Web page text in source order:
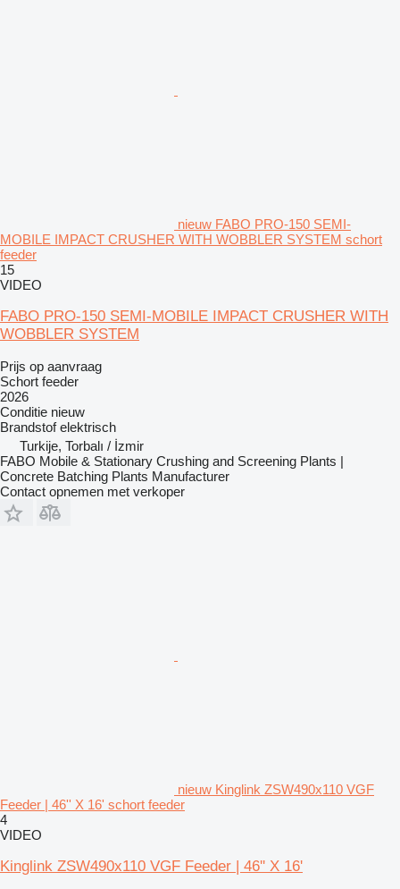
nieuw FABO PRO-150 SEMI-
MOBILE IMPACT CRUSHER WITH WOBBLER SYSTEM schort
feeder
15
VIDEO
FABO PRO-150 SEMI-MOBILE IMPACT CRUSHER WITH
WOBBLER SYSTEM
Prijs op aanvraag
Schort feeder
2026
Conditie nieuw
Brandstof elektrisch
Turkije, Torbalı / İzmir
FABO Mobile & Stationary Crushing and Screening Plants |
Concrete Batching Plants Manufacturer
Contact opnemen met verkoper
nieuw Kinglink ZSW490x110 VGF
Feeder | 46'' X 16' schort feeder
4
VIDEO
Kinglink ZSW490x110 VGF Feeder | 46'' X 16'